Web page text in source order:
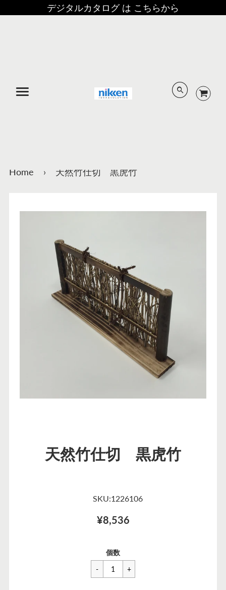
デジタルカタログ は こちらから
Home › 天然竹仕切 黒虎竹
天然竹仕切 黒虎竹
SKU:1226106
¥8,536
セ
ー
ル
一
般
価
¥8,536
個数